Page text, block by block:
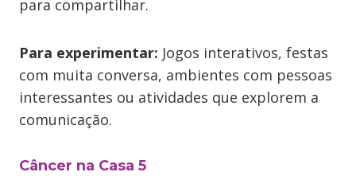
para compartilhar.
Para experimentar: Jogos interativos, festas
com muita conversa, ambientes com pessoas
interessantes ou atividades que explorem a
comunicação.
Câncer na Casa 5